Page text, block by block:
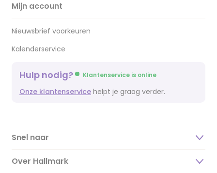
Mijn account
Nieuwsbrief voorkeuren
Kalenderservice
Hulp nodig? Klantenservice is online
Onze klantenservice helpt je graag verder.
Snel naar
Over Hallmark